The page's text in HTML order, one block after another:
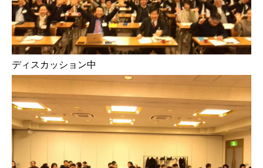
ディスカッション中